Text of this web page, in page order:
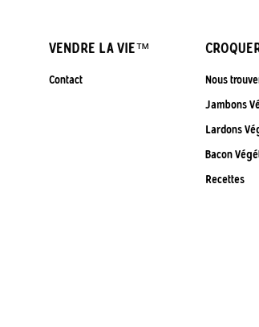
VENDRE LA VIE™
Contact
Nous
Jambons
Lardons
Bacon
Recettes